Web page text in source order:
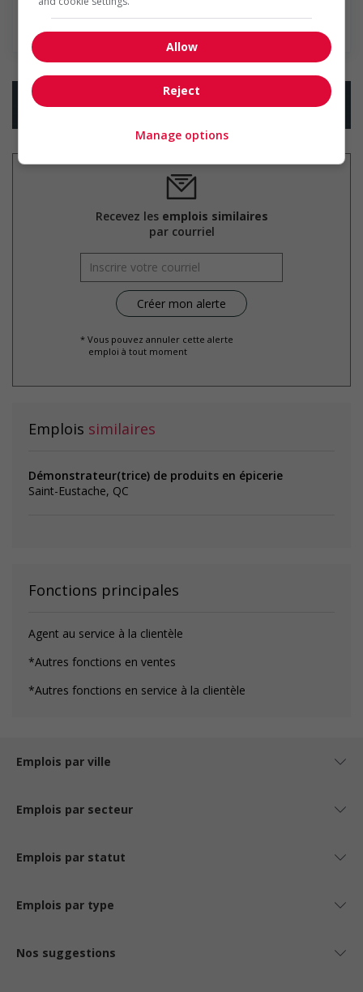
Recevez les emplois similaires
par courriel
* Vous pouvez annuler cette alerte
emploi à tout moment
Emplois similaires
Démonstrateur(trice) de produits en épicerie
Saint-Eustache, QC
Fonctions principales
Agent au service à la clientèle
*Autres fonctions en ventes
*Autres fonctions en service à la clientèle
Emplois par ville
Emplois par secteur
Emplois par statut
Emplois par type
Nos suggestions
Allow
Reject
Manage options